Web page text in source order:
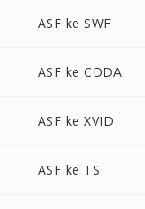
ASF ke SWF
ASF ke CDDA
ASF ke XVID
ASF ke TS